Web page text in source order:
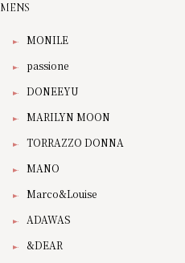
MONILE
passione
DONEEYU
MARILYN MOON
TORRAZZO DONNA
MANO
Marco&Louise
ADAWAS
&DEAR